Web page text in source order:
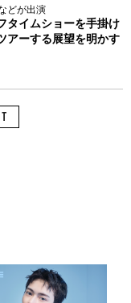
どが出演
タイムショーを手掛け
アーする展望を明かす